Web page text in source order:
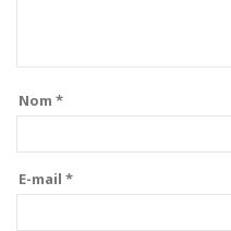
Nom *
E-mail *